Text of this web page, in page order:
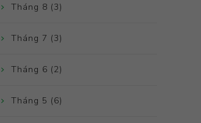
Tháng 8 (3)
Tháng 7 (3)
Tháng 6 (2)
Tháng 5 (6)